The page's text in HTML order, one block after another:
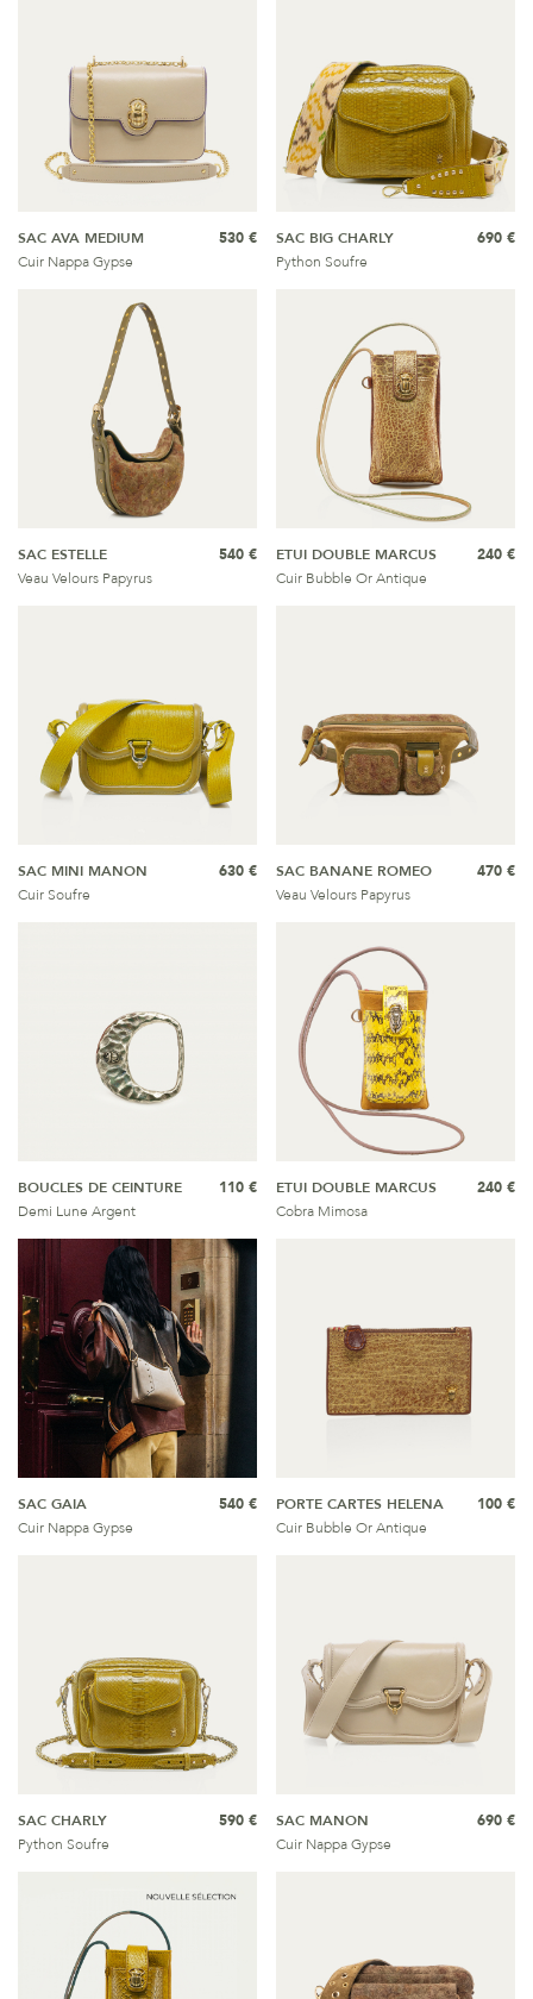
SAC AVA MEDIUM
Cuir Nappa Gypse
530 €
SAC BIG CHARLY
Python Soufre
690 €
SAC ESTELLE
Veau Velours Papyrus
540 €
ETUI DOUBLE MARCUS
Cuir Bubble Or Antique
240 €
SAC MINI MANON
Cuir Soufre
630 €
SAC BANANE ROMEO
Veau Velours Papyrus
470 €
BOUCLES DE CEINTURE
Demi Lune Argent
110 €
ETUI DOUBLE MARCUS
Cobra Mimosa
240 €
SAC GAIA
Cuir Nappa Gypse
540 €
PORTE CARTES HELENA
Cuir Bubble Or Antique
100 €
SAC CHARLY
Python Soufre
590 €
SAC MANON
Cuir Nappa Gypse
690 €